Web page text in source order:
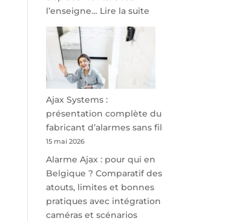
l’enseigne… Lire la suite
Park
redessine
parking
sécurisé
à
l’aéroport
Ajax Systems :
présentation complète du
fabricant d’alarmes sans fil
15 mai 2026
Alarme Ajax : pour qui en
Belgique ? Comparatif des
atouts, limites et bonnes
pratiques avec intégration
caméras et scénarios